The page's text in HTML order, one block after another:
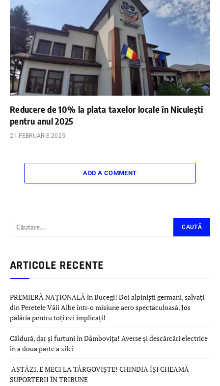
Reducere de 10% la plata taxelor locale în Niculești
pentru anul 2025
21 FEBRUARIE 2025
ADD A COMMENT
ARTICOLE RECENTE
PREMIERĂ NAȚIONALĂ în Bucegi! Doi alpiniști germani, salvați
din Peretele Văii Albe într-o misiune aero spectaculoasă. Jos
pălăria pentru toți cei implicați!
Căldură, dar și furtuni în Dâmbovița! Averse și descărcări electrice
în a doua parte a zilei
ASTĂZI, E MECI LA TÂRGOVIȘTE! CHINDIA ÎȘI CHEAMĂ
SUPORTERII ÎN TRIBUNE